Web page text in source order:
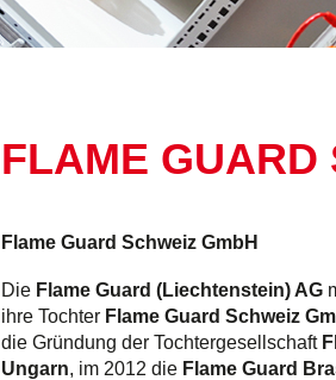
ROOMS
ROOMS
FLAME GUARD
Flame Guard Schweiz GmbH
Die Flame Guard (Liechtenstein) AG
ihre Tochter Flame Guard Schweiz
die Gründung der Tochtergesellschaft
Ungarn, im 2012 die Flame Guard